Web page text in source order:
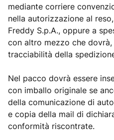
mediante corriere
nella autorizzazione al
Freddy S.p.A., oppure a
con altro mezzo che
tracciabilità della
Nel pacco dovrà essere
con imballo originale se
della comunicazione di
e copia della mail di
conformità riscontrate.